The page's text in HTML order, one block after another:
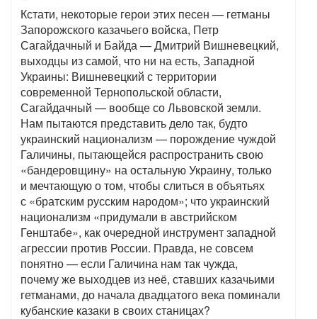
Кстати, некоторые герои этих песен — гетманы
Запорожского казачьего войска, Петр
Сагайдачный и Байда — Дмитрий Вишневецкий,
выходцы из самой, что ни на есть, Западной
Украины: Вишневецкий с территории
современной Тернопольской области,
Сагайдачный — вообще со Львовской земли.
Нам пытаются представить дело так, будто
украинский национализм — порождение чуждой
Галичины, пытающейся распространить свою
«бандеровщину» на остальную Украину, только
и мечтающую о том, чтобы слиться в объятьях
с «братским русским народом»; что украинский
национализм «придумали в австрийском
Генштабе», как очередной инструмент западной
агрессии против России. Правда, не совсем
понятно — если Галичина нам так чужда,
почему же выходцев из неё, ставших казачьими
гетманами, до начала двадцатого века поминали
кубанские казаки в своих станицах?